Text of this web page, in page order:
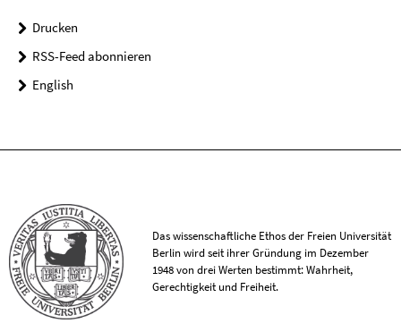
Drucken
RSS-Feed abonnieren
English
Das wissenschaftliche Ethos der Freien Universität
Berlin wird seit ihrer Gründung im Dezember
1948 von drei Werten bestimmt: Wahrheit,
Gerechtigkeit und Freiheit.